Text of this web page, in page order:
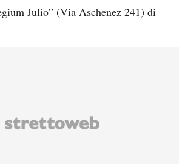
Julio” (Via Aschenez 241) di